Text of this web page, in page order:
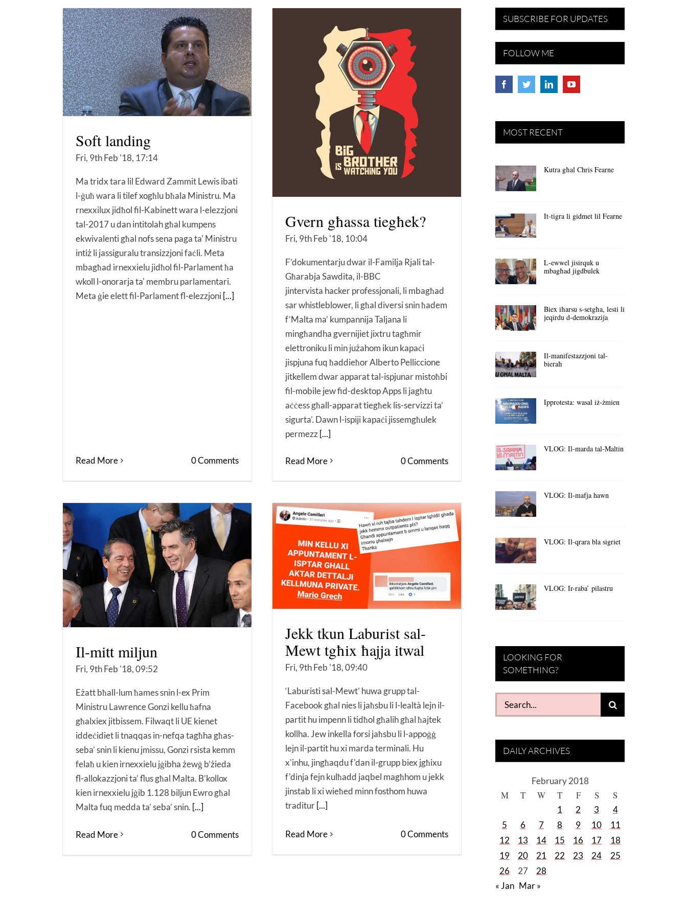
Soft landing
Fri, 9th Feb '18, 17:14
Ma tridx tara lil Edward Zammit Lewis ibati
l-ġuħ wara li tilef xogħlu bħala Ministru. Ma
rnexxilux jidħol fil-Kabinett wara l-elezzjoni
tal-2017 u dan intitolah għal kumpens
ekwivalenti għal nofs sena paga ta' Ministru
intiż li jassiguralu transizzjoni faċli. Meta
mbagħad irnexxielu jidħol fil-Parlament ħa
wkoll l-onorarja ta' membru parlamentari.
Meta ġie elett fil-Parlament fl-elezzjoni [...]
Read More 0 Comments
Gvern għassa tiegħek?
Fri, 9th Feb '18, 10:04
F’dokumentarju dwar il-Familja Rjali tal-
Għarabja Sawdita, il-BBC
jintervista hacker professjonali, li mbagħad
sar whistleblower, li għal diversi snin ħadem
f’Malta ma’ kumpannija Taljana li
mingħandha gvernijiet jixtru tagħmir
elettroniku li min jużahom ikun kapaċi
jispjuna fuq ħaddieħor Alberto Pelliccione
jitkellem dwar apparat tal-ispjunar mistoħbi
fil-mobile jew fid-desktop Apps li jagħtu
aċċess għall-apparat tiegħek lis-servizzi ta’
sigurta’. Dawn l-ispiji kapaċi jissemgħulek
permezz[...]
Read More 0 Comments
Il-mitt miljun
Fri, 9th Feb '18, 09:52
Eżatt bħall-lum ħames snin l-ex Prim
Ministru Lawrence Gonzi kellu ħafna
għalxiex jitbissem. Filwaqt li UE kienet
iddeċidiet li tnaqqas in-nefqa tagħha għas-
seba’ snin li kienu jmissu, Gonzi rsista kemm
felaħ u kien irnexxielu jġibha żewġ b’żieda
fl-allokazzjoni ta’ flus għal Malta. B’kollox
kien irnexxielu jġib 1.128 biljun Ewro għal
Malta fuq medda ta’ seba’ snin. [...]
Read More 0 Comments
Jekk tkun Laburist sal-
Mewt tgħix ħajja itwal
Fri, 9th Feb '18, 09:40
‘Laburisti sal-Mewt’ huwa grupp tal-
Facebook għal nies li jaħsbu li l-lealtà lejn il-
partit hu impenn li tidħol għalih għal ħajtek
kollha. Jew inkella forsi jaħsbu li l-appoġġ
lejn il-partit hu xi marda terminali. Hu
x'inhu, jingħaqdu f'dan il-grupp biex jgħixu
f'dinja fejn kulħadd jaqbel magħhom u jekk
jinstab li xi wieħed minn fosthom huwa
traditur [...]
Read More 0 Comments
SUBSCRIBE FOR UPDATES
FOLLOW ME
MOST RECENT
Kutra għal Chris Fearne
It-tigra li gidmet lil Fearne
L-ewwel jisirquk u
mbagħad jigdbulek
Biex iħarsu s-setgħa, lesti li
jeqirdu d-demokrazija
Il-manifestazzjoni tal-
bieraħ
Ipprotesta: wasal iż-żmien
VLOG: Il-marda tal-Maltin
VLOG: Il-mafja hawn
VLOG: Il-qrara bla sigriet
VLOG: Ir-raba’ pilastru
LOOKING FOR
SOMETHING?
Search
for:
DAILY ARCHIVES
February 2018
M T W T F S S
1 2 3
4
5
6 7 8 9 10
11
12
13 14 15 16 17
18
19
20 21 22 23 24
25
26
27
28
« Jan Mar »